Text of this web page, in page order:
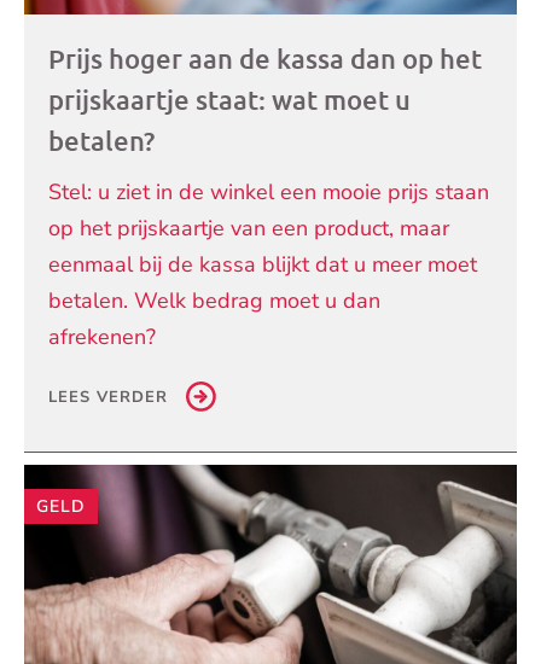
Prijs hoger aan de kassa dan op het
prijskaartje staat: wat moet u
betalen?
Stel: u ziet in de winkel een mooie prijs staan
op het prijskaartje van een product, maar
eenmaal bij de kassa blijkt dat u meer moet
betalen. Welk bedrag moet u dan
afrekenen?
LEES VERDER
GELD